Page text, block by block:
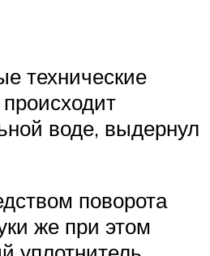
технические
воде, выдернул
поворота
же при этом